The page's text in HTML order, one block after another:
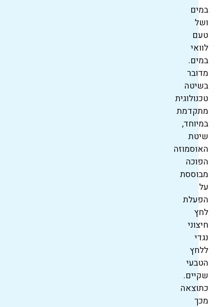
במים
ושל
טעם
לוואי
במים.
מדובר
בשיטה
טכנולוגית
מתקדמת
במיוחד,
שיטת
האוסמוזה
הפוכה
מבוססת
על
הפעלת
לחץ
חיצוני
נגדי
ללחץ
הטבעי
שקיים.
כתוצאה
מכך